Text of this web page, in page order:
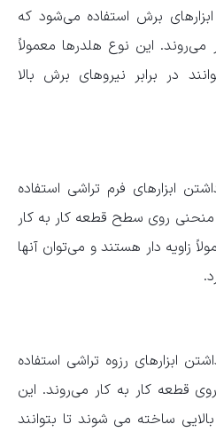
برش استفاده می‌شود که
این نوع هلدرها معمولاً
در برابر نیروهای برش بالا
ابزارهای فرم تراشی استفاده
منحنی روی سطح قطعه کار به کار
زاویه دار هستند و می‌توان آنها
ابزارهای رزوه تراشی استفاده
قطعه کار به کار می‌روند. این
ساخته می‌ شوند تا بتوانند